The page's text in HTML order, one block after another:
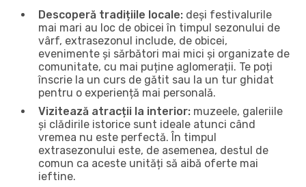
Descoperă tradițiile locale: deși festivalurile
mai mari au loc de obicei în timpul sezonului de
vârf, extrasezonul include, de obicei,
evenimente și sărbători mai mici și organizate de
comunitate, cu mai puține aglomerații. Te poți
înscrie la un curs de gătit sau la un tur ghidat
pentru o experiență mai personală.
Vizitează atracții la interior: muzeele, galeriile
și clădirile istorice sunt ideale atunci când
vremea nu este perfectă. În timpul
extrasezonului este, de asemenea, destul de
comun ca aceste unități să aibă oferte mai
ieftine.